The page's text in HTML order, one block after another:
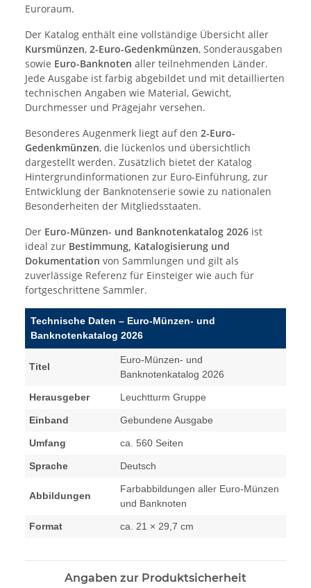
Euroraum.
Der Katalog enthält eine vollständige Übersicht aller
Kursmünzen, 2-Euro-Gedenkmünzen, Sonderausgaben
sowie Euro-Banknoten aller teilnehmenden Länder.
Jede Ausgabe ist farbig abgebildet und mit detaillierten
technischen Angaben wie Material, Gewicht,
Durchmesser und Prägejahr versehen.
Besonderes Augenmerk liegt auf den 2-Euro-
Gedenkmünzen, die lückenlos und übersichtlich
dargestellt werden. Zusätzlich bietet der Katalog
Hintergrundinformationen zur Euro-Einführung, zur
Entwicklung der Banknotenserie sowie zu nationalen
Besonderheiten der Mitgliedsstaaten.
Der Euro-Münzen- und Banknotenkatalog 2026 ist
ideal zur Bestimmung, Katalogisierung und
Dokumentation von Sammlungen und gilt als
zuverlässige Referenz für Einsteiger wie auch für
fortgeschrittene Sammler.
Technische Daten – Euro-Münzen- und
Banknotenkatalog 2026
Titel
Euro-Münzen- und
Banknotenkatalog 2026
Herausgeber Leuchtturm Gruppe
Einband Gebundene Ausgabe
Umfang ca. 560 Seiten
Sprache Deutsch
Abbildungen
Farbabbildungen aller Euro-Münzen
und Banknoten
Format ca. 21 × 29,7 cm
Angaben zur Produktsicherheit